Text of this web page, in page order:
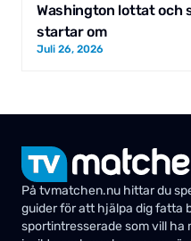
Washington lottat och
startar om
Juli 26, 2026
På tvmatchen.nu hittar du
guider för att hjälpa dig fatta
sportintresserade som vill ha